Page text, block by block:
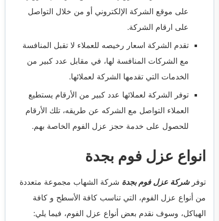
على موقع الشركة الإلكتروني أو من خلال التواصل
على ارقام الشركة.
تقدم الشركة اسعار رخيصه للعملاء لا تقبل المنافسة
مع الشركات المنافسة لها، في مقابل عدد كبير من
الخدمات التي تقدمها الشركة لعملائها.
توفر الشركة لعملائها عدد كبير من الأرقام يستطيع
العملاء التواصل مع الشركه عن طريقه، تلك الأرقام
للحصول على خدمة حجز عزل الفوم الخاصة بهم.
انواع عزل فوم بجدة
توفرشركة عزل فوم بجدة شركة الشهاب مجموعة متعددة
من أنواع عزل الفوم، التي تناسب كافة الأسطح و كافة
الهياكل، وسوف نقدم بعض أنواع عزل الفوم، فيما يلي: